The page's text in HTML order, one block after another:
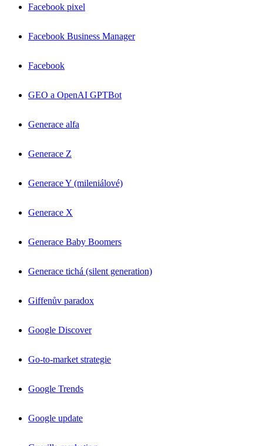
Facebook pixel
Facebook Business Manager
Facebook
GEO a OpenAI GPTBot
Generace alfa
Generace Z
Generace Y (mileniálové)
Generace X
Generace Baby Boomers
Generace tichá (silent generation)
Giffenův paradox
Google Discover
Go-to-market strategie
Google Trends
Google update